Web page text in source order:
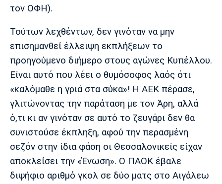
τον ΟΦΗ).
Τούτων λεχθέντων, δεν γινόταν να μην
επισημανθεί έλλειψη εκπλήξεων το
προηγούμενο διήμερο στους αγώνες Κυπέλλου.
Είναι αυτό που λέει ο θυμόσοφος λαός ότι
«καλόμαθε η γριά στα σύκα»! Η ΑΕΚ πέρασε,
γλιτώνοντας την παράταση με τον Άρη, αλλά
ό,τι κι αν γινόταν σε αυτό το ζευγάρι δεν θα
συνιστούσε έκπληξη, αφού την περασμένη
σεζόν στην ίδια φάση οι Θεσσαλονικείς είχαν
αποκλείσει την «Ένωση». Ο ΠΑΟΚ έβαλε
διψήφιο αριθμό γκολ σε δύο ματς στο Αιγάλεω